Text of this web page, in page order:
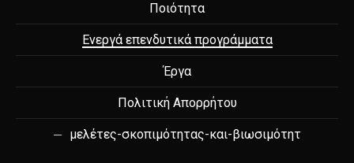
Ποιότητα
Ενεργά επενδυτικά προγράμματα
Έργα
Πολιτική Απορρήτου
μελέτες-σκοπιμότητας-και-βιωσιμότητ